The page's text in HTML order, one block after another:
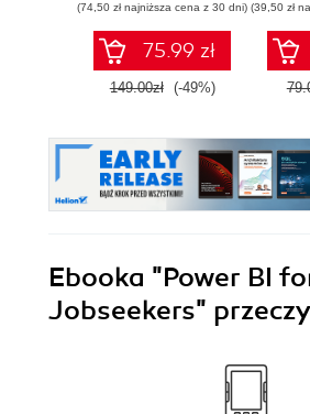
(74,50 zł najniższa cena z 30 dni)
75.99 zł
149.00zł (-49%)
(39,50 zł
Ebooka "Power BI
Jobseekers"